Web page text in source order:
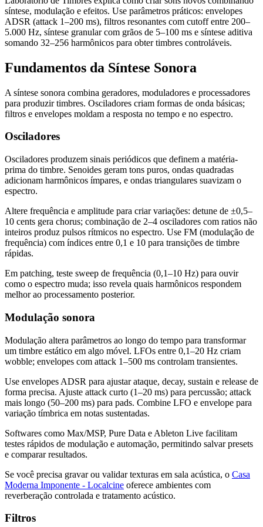
síntese, modulação e efeitos. Use parâmetros práticos: envelopes
ADSR (attack 1–200 ms), filtros resonantes com cutoff entre 200–
5.000 Hz, síntese granular com grãos de 5–100 ms e síntese aditiva
somando 32–256 harmônicos para obter timbres controláveis.
Fundamentos da Síntese Sonora
A síntese sonora combina geradores, moduladores e processadores
para produzir timbres. Osciladores criam formas de onda básicas;
filtros e envelopes moldam a resposta no tempo e no espectro.
Osciladores
Osciladores produzem sinais periódicos que definem a matéria-
prima do timbre. Senoides geram tons puros, ondas quadradas
adicionam harmônicos ímpares, e ondas triangulares suavizam o
espectro.
Altere frequência e amplitude para criar variações: detune de ±0,5–
10 cents gera chorus; combinação de 2–4 osciladores com ratios não
inteiros produz pulsos rítmicos no espectro. Use FM (modulação de
frequência) com índices entre 0,1 e 10 para transições de timbre
rápidas.
Em patching, teste sweep de frequência (0,1–10 Hz) para ouvir
como o espectro muda; isso revela quais harmônicos respondem
melhor ao processamento posterior.
Modulação sonora
Modulação altera parâmetros ao longo do tempo para transformar
um timbre estático em algo móvel. LFOs entre 0,1–20 Hz criam
wobble; envelopes com attack 1–500 ms controlam transientes.
Use envelopes ADSR para ajustar ataque, decay, sustain e release de
forma precisa. Ajuste attack curto (1–20 ms) para percussão; attack
mais longo (50–200 ms) para pads. Combine LFO e envelope para
variação tímbrica em notas sustentadas.
Softwares como Max/MSP, Pure Data e Ableton Live facilitam
testes rápidos de modulação e automação, permitindo salvar presets
e comparar resultados.
Se você precisa gravar ou validar texturas em sala acústica, o Casa
Moderna Imponente - Localcine oferece ambientes com
reverberação controlada e tratamento acústico.
Filtros